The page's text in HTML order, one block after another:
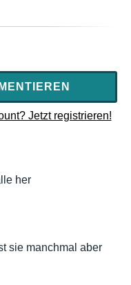
Jetzt registrieren!
her
sie manchmal aber